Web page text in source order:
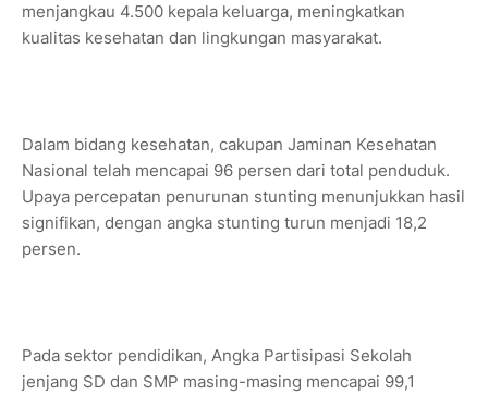
menjangkau 4.500 kepala keluarga, meningkatkan
kualitas kesehatan dan lingkungan masyarakat.
Dalam bidang kesehatan, cakupan Jaminan Kesehatan
Nasional telah mencapai 96 persen dari total penduduk.
Upaya percepatan penurunan stunting menunjukkan hasil
signifikan, dengan angka stunting turun menjadi 18,2
persen.
Pada sektor pendidikan, Angka Partisipasi Sekolah
jenjang SD dan SMP masing-masing mencapai 99,1